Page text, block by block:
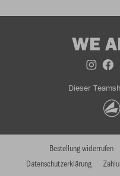
WE
Dieser
Bestellung widerrufen
Datenschutzerklärung